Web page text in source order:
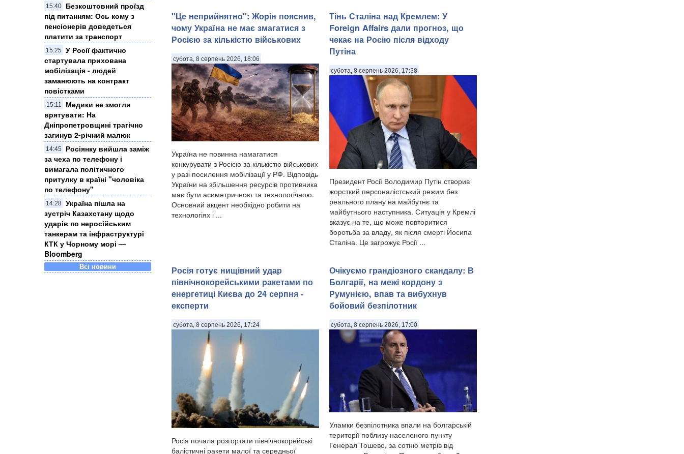
15:40
Безкоштовний проїзд
під питанням: Ось кому з
пенсіонерів доведеться
платити за транспорт
15:25
У Росії фактично
стартувала прихована
мобілізація - людей
заманюють на контракт
повістками
15:11
Медики не змогли
врятувати: На
Дніпропетровщині трагічно
загинув 2-річний малюк
14:45
Росіянку вийшла заміж
за чеха по телефону і
вимагала політичного
притулку в країні "чоловіка
по телефону"
14:28 Україна пішла на
зустріч Казахстану щодо
ударів по неросійським
танкерам та інфраструктурі
КТК у Чорному морі —
Bloomberg
Всі новини
"Це неприйнятно": Жорін пояснив,
чому Україна не має змагатися з
Росією за кількістю військових
субота, 8 серпень 2026, 18:06
Україна не повинна намагатися
конкурувати з Росією за кількістю військових
у разі посилення мобілізації у РФ. Відповідь
України на збільшення ресурсів противника
має бути асиметричною та технологічною.
Основний акцент необхідно робити на
технологіях і ...
Тінь Сталіна над Кремлем: У
Foreign Affairs дали прогноз, що
чекає на Росію після відходу
Путіна
субота, 8 серпень 2026, 17:38
Президент Росії Володимир Путін створив
жорсткий персоналістський режим без
реального плану на майбутнє та
майбутнього наступника. Ситуація у Кремлі
вказує на те, що може повторитися
боротьба за владу, як після смерті Йосипа
Сталіна. Це загрожує Росії ...
Росія готує нищівний удар
північнокорейськими ракетами по
енергетиці Києва до 24 серпня -
експерти
субота, 8 серпень 2026, 17:24
Росія почала розгортати північнокорейські
балістичні ракети малої та середньої
Очікуємо грандіозного скандалу: В
Болгарії, на межі кордону з
Румунією, впав та вибухнув
бойовий безпілотник
субота, 8 серпень 2026, 17:00
Уламки безпілотника впали на болгарській
території поблизу населеного пункту
Генерал Тошево, за сотню метрів від